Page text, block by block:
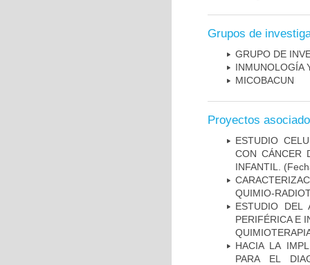
Grupos de
GRUPO DE
INMUNOLOGÍA
MICOBAC­UN
Proyectos
ESTUDIO
CON CÁNCER
INFANTIL.
QUIMIO-
ESTUDIO DEL
PERIFÉRICA E
HACIA LA
PARA EL